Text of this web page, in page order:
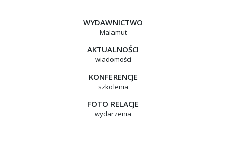
WYDAWNICTWO
Malamut
AKTUALNOŚCI
wiadomości
KONFERENCJE
szkolenia
FOTO RELACJE
wydarzenia